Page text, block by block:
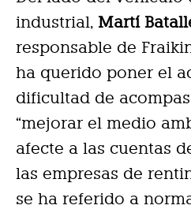
industrial, Martí
responsable de
ha querido poner el
dificultad de
“mejorar el medio
afecte a las cuentas
las empresas de
se ha referido a